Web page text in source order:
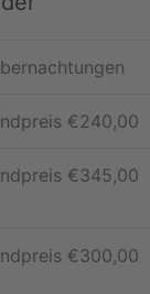
€240,00
€345,00
€300,00